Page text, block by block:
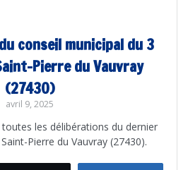
conseil municipal du 3
Pierre du Vauvray
(27430)
avril 9, 2025
les délibérations du dernier
Pierre du Vauvray (27430).